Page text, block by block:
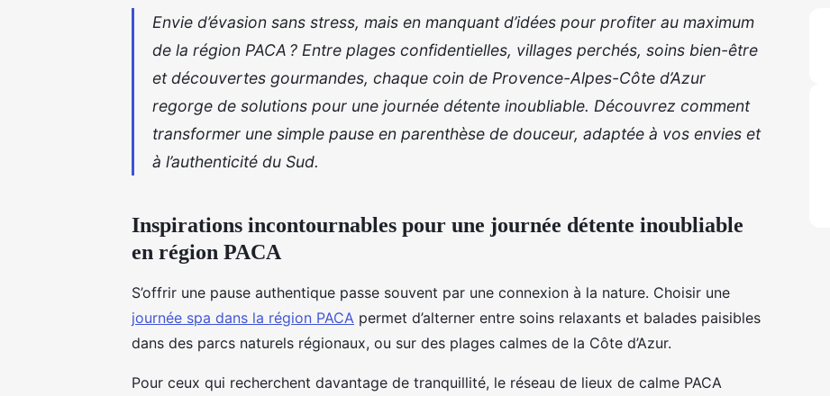
Envie d’évasion sans stress, mais en manquant d’idées pour profiter au maximum
de la région PACA ? Entre plages confidentielles, villages perchés, soins bien-être
et découvertes gourmandes, chaque coin de Provence-Alpes-Côte d’Azur
regorge de solutions pour une journée détente inoubliable. Découvrez comment
transformer une simple pause en parenthèse de douceur, adaptée à vos envies et
à l’authenticité du Sud.
Inspirations incontournables pour une journée détente inoubliable
en région PACA
S’offrir une pause authentique passe souvent par une connexion à la nature. Choisir une
journée spa dans la région PACA permet d’alterner entre soins relaxants et balades paisibles
dans des parcs naturels régionaux, ou sur des plages calmes de la Côte d’Azur.
Pour ceux qui recherchent davantage de tranquillité, le réseau de lieux de calme PACA